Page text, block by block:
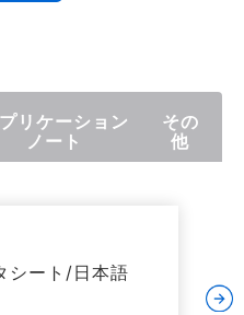
リケーション
ノート
その
他
シート/日本語